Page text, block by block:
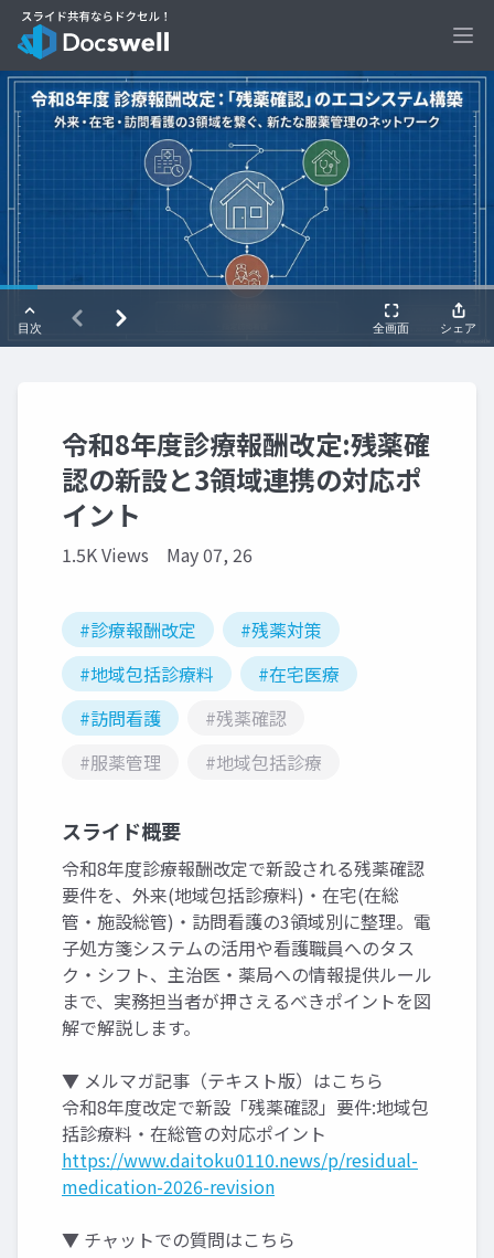
令和8年度診療報酬改定:残薬確
認の新設と3領域連携の対応ポ
イント
1.5K Views May 07, 26
#診療報酬改定
#残薬対策
#地域包括診療料
#在宅医療
#訪問看護
#残薬確認
#服薬管理
#地域包括診療
スライド概要
令和8年度診療報酬改定で新設される残薬確認
要件を、外来(地域包括診療料)・在宅(在総
管・施設総管)・訪問看護の3領域別に整理。電
子処方箋システムの活用や看護職員へのタス
ク・シフト、主治医・薬局への情報提供ルール
まで、実務担当者が押さえるべきポイントを図
解で解説します。
▼ メルマガ記事（テキスト版）はこちら
令和8年度改定で新設「残薬確認」要件:地域包
括診療料・在総管の対応ポイント
https://www.daitoku0110.news/p/residual-
medication-2026-revision
▼ チャットでの質問はこちら